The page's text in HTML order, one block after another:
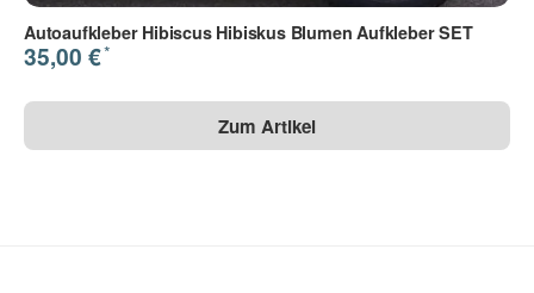
Autoaufkleber Hibiscus Hibiskus Blumen Aufkleber SET
35,00 €*
Zum Artikel